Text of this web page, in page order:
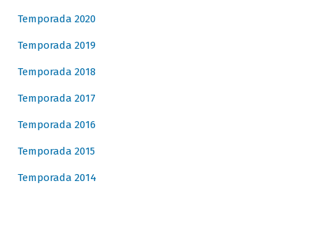
Temporada 2020
Temporada 2019
Temporada 2018
Temporada 2017
Temporada 2016
Temporada 2015
Temporada 2014